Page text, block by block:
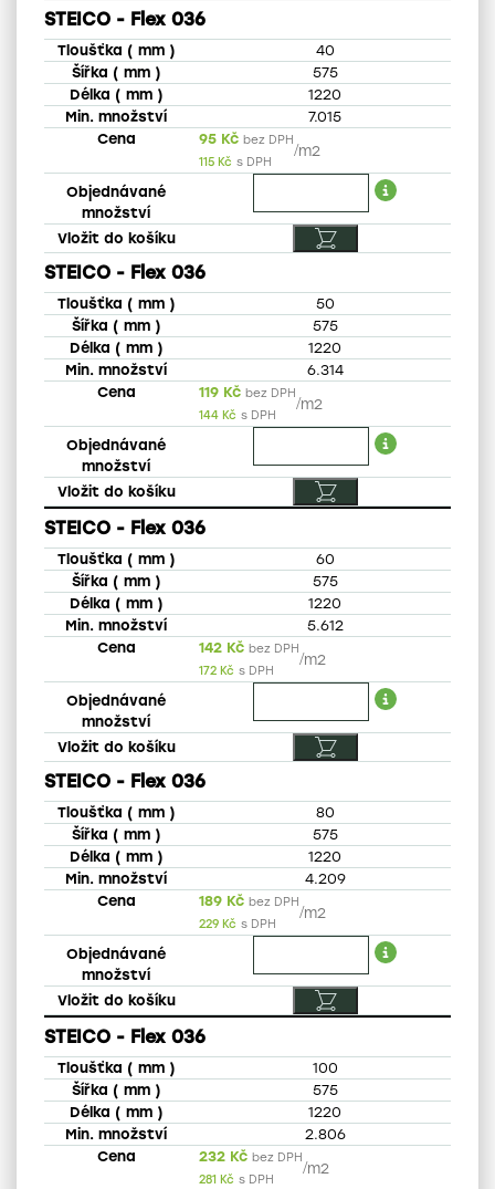
STEICO - Flex 036
40
575
1220
7.015
95 Kč bez DPH
115 Kč s DPH
/m2
STEICO - Flex 036
50
575
1220
6.314
119 Kč bez DPH
144 Kč s DPH
/m2
STEICO - Flex 036
60
575
1220
5.612
142 Kč bez DPH
172 Kč s DPH
/m2
STEICO - Flex 036
80
575
1220
4.209
189 Kč bez DPH
229 Kč s DPH
/m2
STEICO - Flex 036
100
575
1220
2.806
232 Kč bez DPH
281 Kč s DPH
/m2